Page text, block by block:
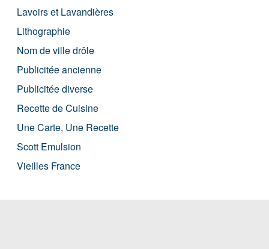
Lavoirs et Lavandières
Lithographie
Nom de ville drôle
Publicitée ancienne
Publicitée diverse
Recette de Cuisine
Une Carte, Une Recette
Scott Emulsion
Vieilles France